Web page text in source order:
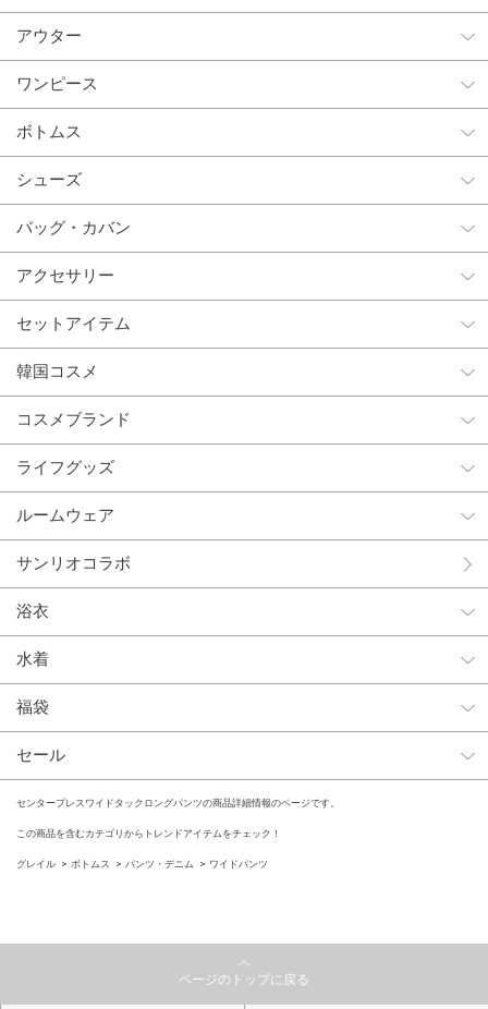
アウター
ワンピース
ボトムス
シューズ
バッグ・カバン
アクセサリー
セットアイテム
韓国コスメ
コスメブランド
ライフグッズ
ルームウェア
サンリオコラボ
浴衣
水着
福袋
セール
センタープレスワイドタックロングパンツの商品詳細情報のページです。
この商品を含むカテゴリからトレンドアイテムをチェック！
グレイル ボトムス パンツ・デニム ワイドパンツ
ページのトップに戻る